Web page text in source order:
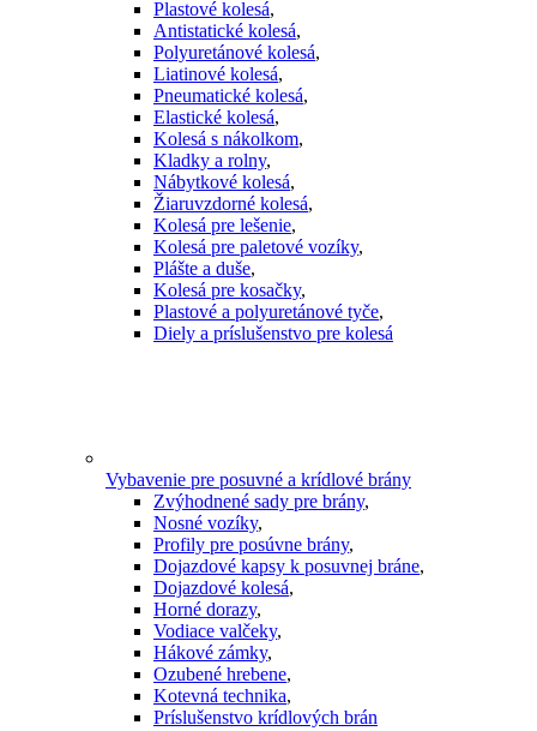
Plastové kolesá,
Antistatické kolesá,
Polyuretánové kolesá,
Liatinové kolesá,
Pneumatické kolesá,
Elastické kolesá,
Kolesá s nákolkom,
Kladky a rolny,
Nábytkové kolesá,
Žiaruvzdorné kolesá,
Kolesá pre lešenie,
Kolesá pre paletové vozíky,
Plášte a duše,
Kolesá pre kosačky,
Plastové a polyuretánové tyče,
Diely a príslušenstvo pre kolesá
Vybavenie pre posuvné a krídlové brány
Zvýhodnené sady pre brány,
Nosné vozíky,
Profily pre posúvne brány,
Dojazdové kapsy k posuvnej bráne,
Dojazdové kolesá,
Horné dorazy,
Vodiace valčeky,
Hákové zámky,
Ozubené hrebene,
Kotevná technika,
Príslušenstvo krídlových brán